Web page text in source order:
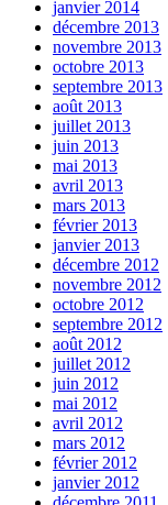
janvier 2014
décembre 2013
novembre 2013
octobre 2013
septembre 2013
août 2013
juillet 2013
juin 2013
mai 2013
avril 2013
mars 2013
février 2013
janvier 2013
décembre 2012
novembre 2012
octobre 2012
septembre 2012
août 2012
juillet 2012
juin 2012
mai 2012
avril 2012
mars 2012
février 2012
janvier 2012